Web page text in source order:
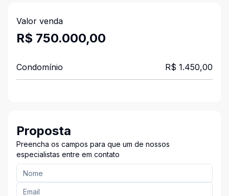
Valor venda
R$ 750.000,00
Condomínio R$ 1.450,00
Proposta
Preencha os campos para que um de nossos
especialistas entre em contato